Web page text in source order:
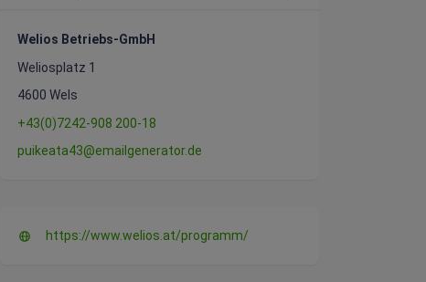
Welios Betriebs-GmbH
Weliosplatz 1
4600 Wels
+43(0)7242-908 200-18
puikeata43@emailgenerator.de
https://www.welios.at/programm/